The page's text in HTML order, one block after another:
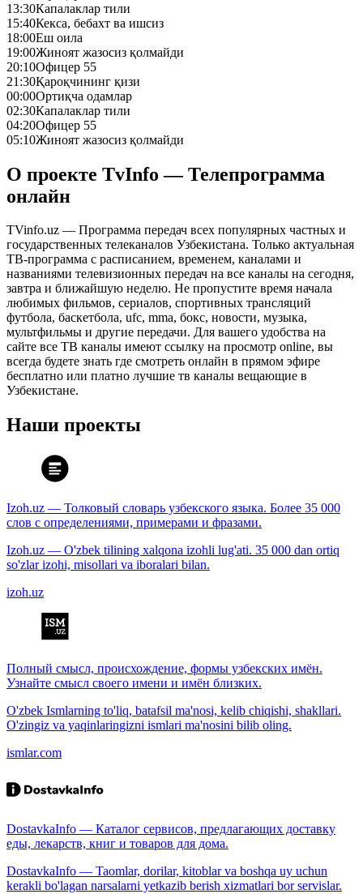
13:30Капалаклар тили
15:40Кекса, бебахт ва ишсиз
18:00Еш оила
19:00Жиноят жазосиз қолмайди
20:10Офицер 55
21:30Қароқчининг қизи
00:00Ортиқча одамлар
02:30Капалаклар тили
04:20Офицер 55
05:10Жиноят жазосиз қолмайди
О проекте TvInfo — Телепрограмма
онлайн
TVinfo.uz — Программа передач всех популярных частных и
государственных телеканалов Узбекистана. Только актуальная
ТВ-программа с расписанием, временем, каналами и
названиями телевизионных передач на все каналы на сегодня,
завтра и ближайшую неделю. Не пропустите время начала
любимых фильмов, сериалов, спортивных трансляций
футбола, баскетбола, ufc, mma, бокс, новости, музыка,
мультфильмы и другие передачи. Для вашего удобства на
сайте все ТВ каналы имеют ссылку на просмотр online, вы
всегда будете знать где смотреть онлайн в прямом эфире
бесплатно или платно лучшие тв каналы вещающие в
Узбекистане.
Наши проекты
Izoh.uz — Толковый словарь узбекского языка. Более 35 000
слов с определениями, примерами и фразами.
Izoh.uz — O'zbek tilining xalqona izohli lug'ati. 35 000 dan ortiq
so'zlar izohi, misollari va iboralari bilan.
izoh.uz
Полный смысл, происхождение, формы узбекских имён.
Узнайте смысл своего имени и имён близких.
O'zbek Ismlarning to'liq, batafsil ma'nosi, kelib chiqishi, shakllari.
O'zingiz va yaqinlaringizni ismlari ma'nosini bilib oling.
ismlar.com
DostavkaInfo — Каталог сервисов, предлагающих доставку
еды, лекарств, книг и товаров для дома.
DostavkaInfo — Taomlar, dorilar, kitoblar va boshqa uy uchun
kerakli bo'lagan narsalarni yetkazib berish xizmatlari bor servislar.